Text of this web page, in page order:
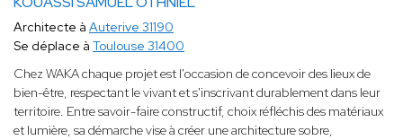
Architecte à Auterive 31190
Se déplace à Toulouse 31400
Chez WAKA chaque projet est l'occasion de concevoir des lieux de
bien-être, respectant le vivant et s'inscrivant durablement dans leur
territoire. Entre savoir-faire constructif, choix réfléchis des matériaux
et lumière, sa démarche vise à créer une architecture sobre,